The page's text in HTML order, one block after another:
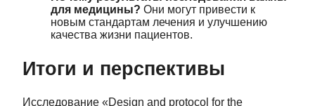
для медицины? Они могут привести к
новым стандартам лечения и улучшению
качества жизни пациентов.
Итоги и перспективы
Исследование «Design and protocol for the